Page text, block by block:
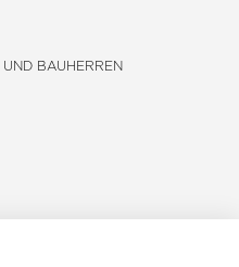
BAUHERREN